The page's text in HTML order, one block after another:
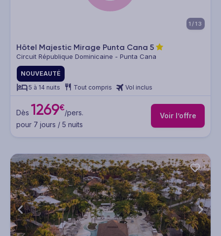
1/13
Hôtel Majestic Mirage Punta Cana 5
Circuit République Dominicaine - Punta Cana
NOUVEAUTÉ
5 à 14 nuits
Tout compris Vol inclus
Dès 1269€/pers.
pour 7 jours / 5 nuits
Voir l’offre